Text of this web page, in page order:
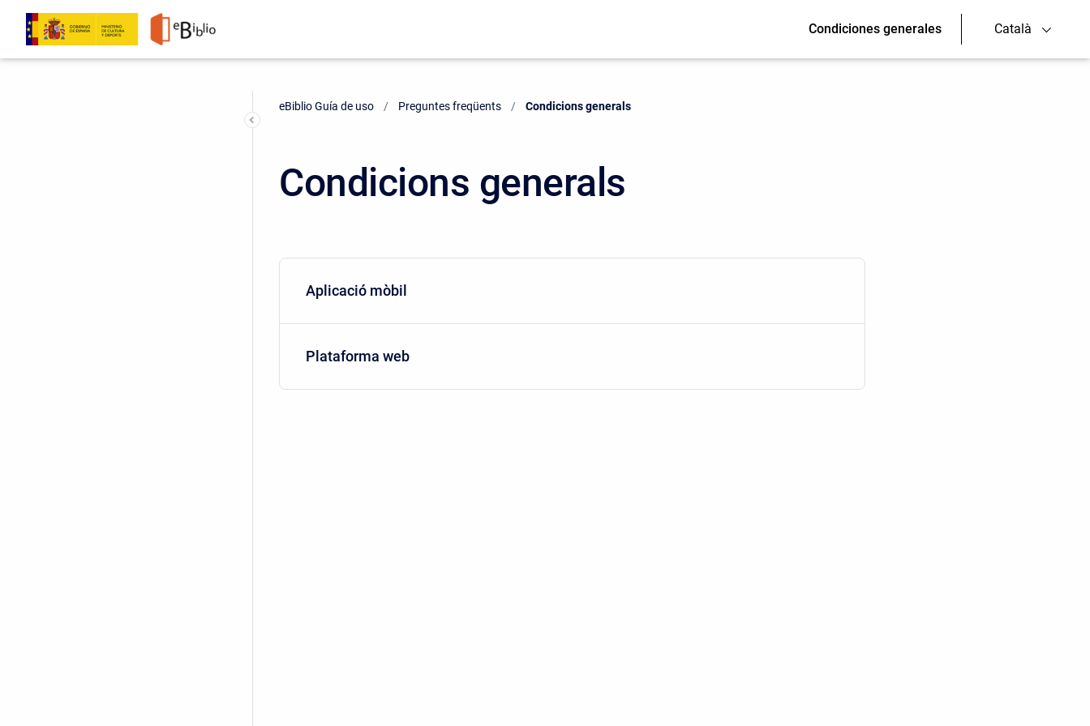
Condiciones generales Català
eBiblio Guía de uso Preguntes freqüents Current:
Condicions generals
Condicions generals
Aplicació mòbil
Plataforma web